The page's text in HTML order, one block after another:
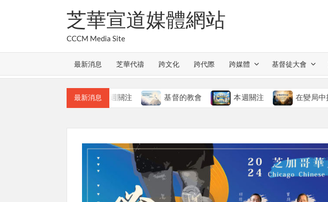
芝華宣道媒體網站
CCCM Media Site
最新消息 芝華代禱 跨文化 跨代際 跨媒體 基督徒大會
最新消息
本週關注 基督的教會 本週關注 在變局中持守真道